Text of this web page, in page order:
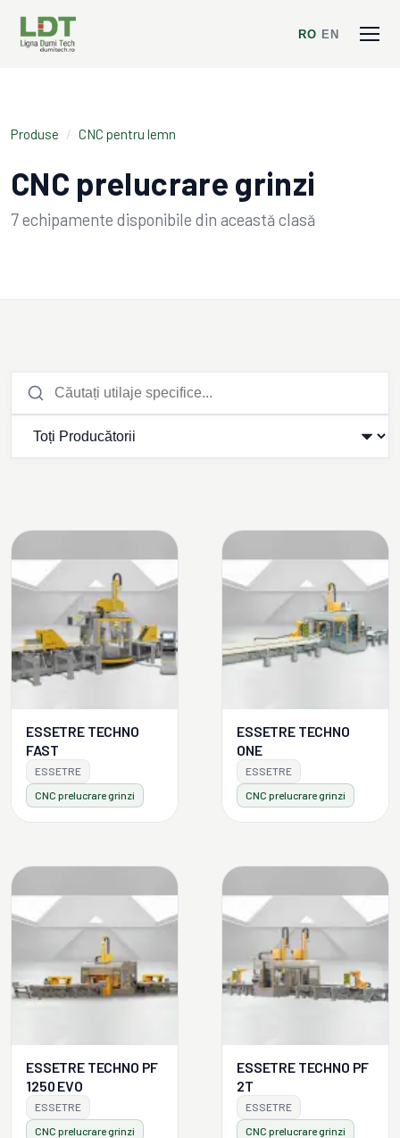
RO EN
Produse / CNC pentru lemn
CNC prelucrare grinzi
7echipamente disponibile din această clasă
ESSETRE TECHNO
FAST
ESSETRE
CNC prelucrare grinzi
ESSETRE TECHNO
ONE
ESSETRE
CNC prelucrare grinzi
ESSETRE TECHNO PF
1250 EVO
ESSETRE
CNC prelucrare grinzi
ESSETRE TECHNO PF
2T
ESSETRE
CNC prelucrare grinzi